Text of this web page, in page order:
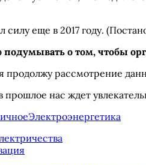
силу еще в 2017 году.
о том, чтобы
продолжу рассмотрение
нас ждет
Электроэнергетика